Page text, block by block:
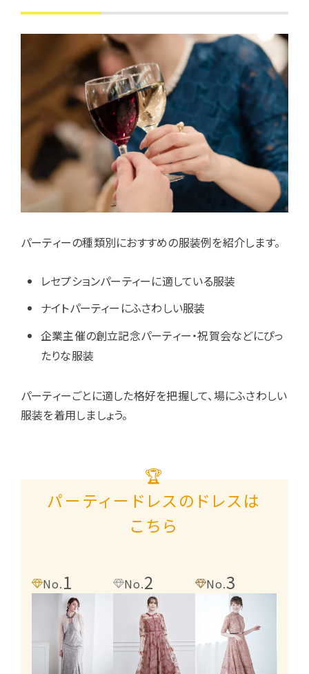
パーティーの種類別におすすめの服装例を紹介します。
レセプションパーティーに適している服装
ナイトパーティーにふさわしい服装
企業主催の創立記念パーティー・祝賀会などにぴっ
たりな服装
パーティーごとに適した格好を把握して、場にふさわしい
服装を着用しましょう。
🏆
パーティードレスのドレスは
こちら
No.1 No.2 No.3